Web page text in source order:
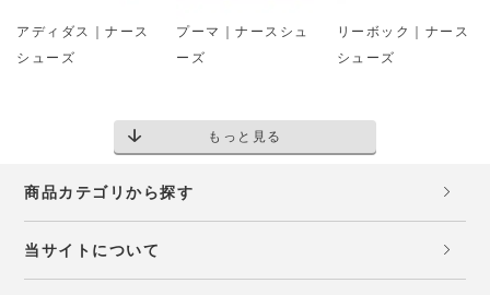
アディダス｜ナース
シューズ
プーマ｜ナースシュ
ーズ
リーボック｜ナース
シューズ
もっと見る
商品カテゴリから探す
当サイトについて